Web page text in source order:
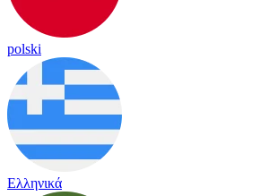
polski
Ελληνικά